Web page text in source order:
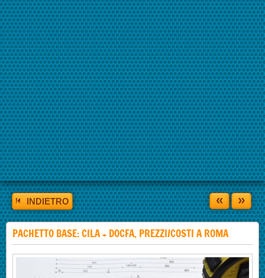
INDIETRO « »
PACHETTO BASE: CILA + DOCFA, PREZZI/COSTI A ROMA